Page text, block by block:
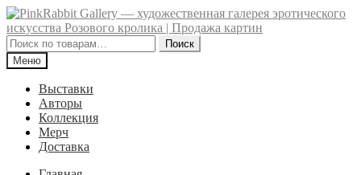
Перейти
к
навигации
Перейти
к
содержимому
Искать:
Поиск
Меню
Выставки
Авторы
Коллекция
Мерч
Доставка